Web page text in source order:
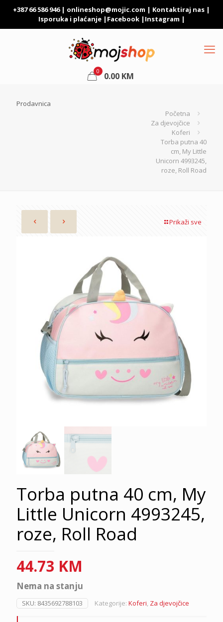
+387 66 586 946 | onlineshop@mojic.com | Kontaktiraj nas |
Isporuka i plaćanje| Facebook| Instagram |
0 0.00 KM
Prodavnica
Početna
Za djevojčice
Koferi
Torba putna 40
cm, My Little
Unicorn 4993245,
roze, Roll Road
Prikaži sve
Torba putna 40 cm, My
Little Unicorn 4993245,
roze, Roll Road
44.73 KM
Nema na stanju
SKU: 8435692788103 Kategorije: Koferi Za djevojčice